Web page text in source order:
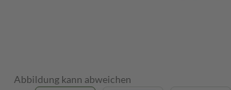
Abbildung kann abweichen